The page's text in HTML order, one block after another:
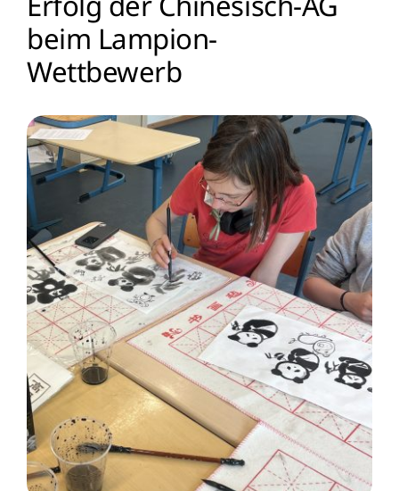
Menschen
Lernen
Besonderheiten
Schulleben
Service
Krankmeldung
Kalender
WebUntis WebUntis
Schuldock
beim Lampion-
Wettbewerb